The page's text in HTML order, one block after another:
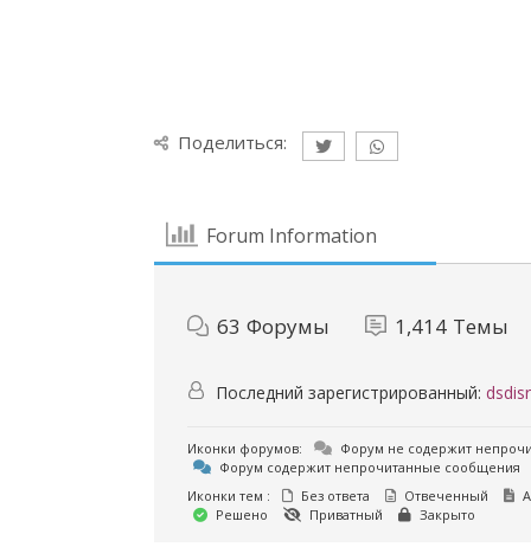
Поделиться:
Forum Information
63 Форумы 1,414 Темы
Последний зарегистрированный:
Иконки форумов:
Форум не содержит
Форум содержит непрочитанные сообщения
Иконки тем :
Без ответа Отвеченный
Решено
Приватный Закрыто